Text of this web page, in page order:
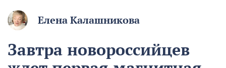
Елена Калашникова
Завтра новороссийцев